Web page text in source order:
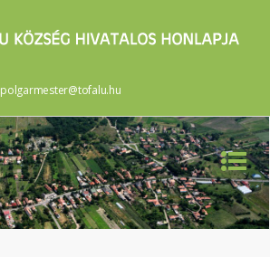
polgarmester@tofalu.hu